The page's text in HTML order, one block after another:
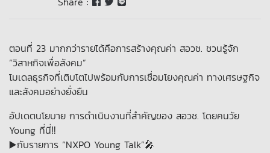
ตอนที่ 23 มากกว่ารายได้คือการสร้างคุณค่า สอวช. ชวนรู้จัก
“วิสาหกิจเพื่อสังคม”
โมเดลธุรกิจที่เติบโตไปพร้อมกับการเชื่อมโยงคุณค่า ทางเศรษฐกิจ
และสังคมอย่างยั่งยืน
อัปเดตนโยบาย การดำเนินงานที่สำคัญของ สอวช. โดยคนวัย
Young ที่นี่‼️
▶️กับรายการ “NXPO Young Talk”🎤